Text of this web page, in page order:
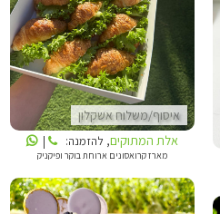
איסוף/משלוח אשקלון
אלת המתוקים
אלת המתוקים, להזמנה: |
מארז קרואסונים ארוחת בוקר ופיקניק